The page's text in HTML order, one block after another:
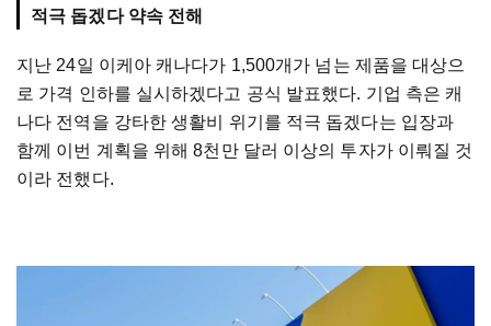
지난 24일 이케아 캐나다가 1,500개가 넘는 제품을 대상으
로 가격 인하를 실시하겠다고 공식 발표했다. 기업 측은 캐
나다 전역을 강타한 생활비 위기를 적극 돕겠다는 입장과
함께 이번 계획을 위해 8천만 달러 이상의 투자가 이뤄질 것
이라 전했다.